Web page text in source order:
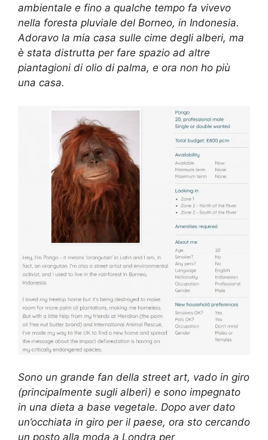
ambientale e fino a qualche tempo fa vivevo
nella foresta pluviale del Borneo, in Indonesia.
Adoravo la mia casa sulle cime degli alberi, ma
è stata distrutta per fare spazio ad altre
piantagioni di olio di palma, e ora non ho più
una casa.
Sono un grande fan della street art, vado in giro
(principalmente sugli alberi) e sono impegnato
in una dieta a base vegetale. Dopo aver dato
un’occhiata in giro per il paese, ora sto cercando
un posto alla moda a Londra per